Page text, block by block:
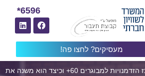
מעסיקים? לחצו פה!
6596*
מה מציע מרכז הזדמנויות למבוגרים 60+ וכיצד הוא משנה את